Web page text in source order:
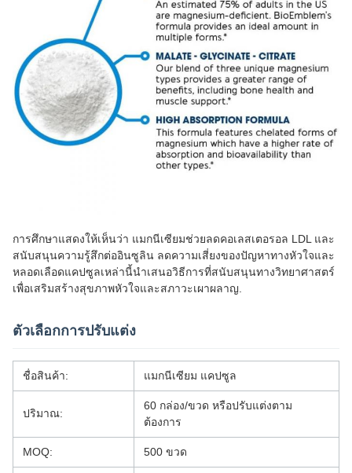
การศึกษาแสดงให้เห็นว่า แมกนีเซียมช่วยลดคอเลสเตอรอล LDL และ
สนับสนุนความรู้สึกต่ออินซูลิน ลดความเสี่ยงของปัญหาทางหัวใจและ
หลอดเลือดแคปซูลเหล่านี้นําเสนอวิธีการที่สนับสนุนทางวิทยาศาสตร์
เพื่อเสริมสร้างสุขภาพหัวใจและสภาวะเผาผลาญ.
ตัวเลือกการปรับแต่ง
ชื่อสินค้า: แมกนีเซียม แคปซูล
ปริมาณ:
60 กล่อง/ขวด หรือปรับแต่งตาม
ต้องการ
MOQ: 500 ขวด